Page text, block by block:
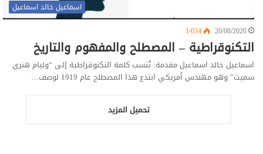
اسماعيل خالد اسماعيل
20/08/2020
1٬034
التكنوقراطية – المصطلح والمفهوم والتاريخ
اسماعيل خالد اسماعيل مقدمة: تُنسب كلمة التكنوقراطية إلى “وليام هنري
سميث” وهو مهندس أمريكي ابتدع هذا المصطلح عام 1919 لوصف…
تحميل المزيد